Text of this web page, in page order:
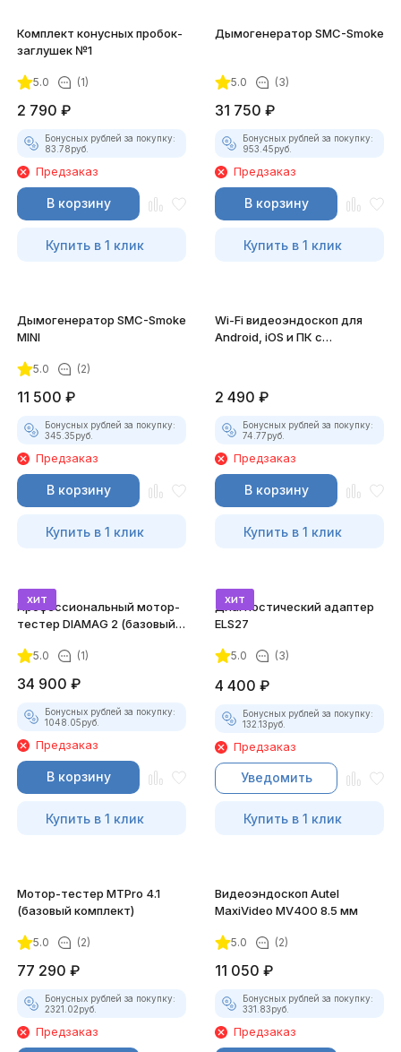
Комплект конусных пробок-
заглушек №1
5.0 (1)
2 790 ₽
Бонусных рублей за покупку:
83.78руб.
Предзаказ
В корзину
Купить в 1 клик
Дымогенератор SMC-Smoke
5.0 (3)
31 750 ₽
Бонусных рублей за покупку:
953.45руб.
Предзаказ
В корзину
Купить в 1 клик
Дымогенератор SMC-Smoke
MINI
5.0 (2)
11 500 ₽
Бонусных рублей за покупку:
345.35руб.
Предзаказ
В корзину
Купить в 1 клик
Wi-Fi видеоэндоскоп для
Android, iOS и ПК с
2 490 ₽
Бонусных рублей за покупку:
74.77руб.
Предзаказ
В корзину
Купить в 1 клик
хит
Профессиональный мотор-
тестер DIAMAG 2 (базовый
5.0 (1)
34 900 ₽
Бонусных рублей за покупку:
1048.05руб.
Предзаказ
В корзину
Купить в 1 клик
хит
Диагностический адаптер
ELS27
5.0 (3)
4 400 ₽
Бонусных рублей за покупку:
132.13руб.
Предзаказ
Уведомить
Купить в 1 клик
Мотор-тестер MTPro 4.1
(базовый комплект)
5.0 (2)
77 290 ₽
Бонусных рублей за покупку:
2321.02руб.
Предзаказ
Видеоэндоскоп Autel
MaxiVideo MV400 8.5 мм
5.0 (2)
11 050 ₽
Бонусных рублей за покупку:
331.83руб.
Предзаказ